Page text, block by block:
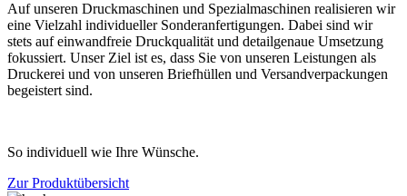
Auf unseren Druckmaschinen und Spezialmaschinen realisieren wir
eine Vielzahl individueller Sonderanfertigungen. Dabei sind wir
stets auf einwandfreie Druckqualität und detailgenaue Umsetzung
fokussiert. Unser Ziel ist es, dass Sie von unseren Leistungen als
Druckerei und von unseren Briefhüllen und Versandverpackungen
begeistert sind.
So individuell wie Ihre Wünsche.
Zur Produktübersicht